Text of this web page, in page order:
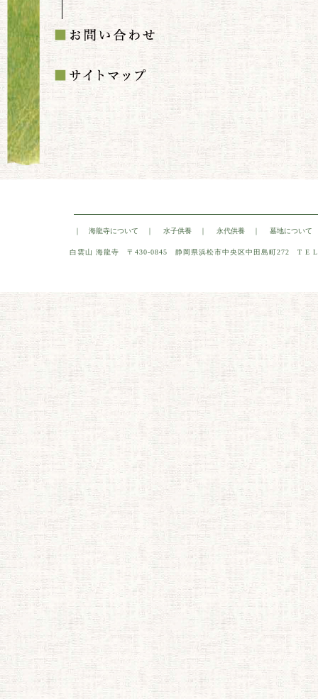
｜ 海龍寺について ｜ 水子供養 ｜ 永代供養 ｜ 墓地について
白雲山 海龍寺 〒430-0845 静岡県浜松市中央区中田島町272 T E L